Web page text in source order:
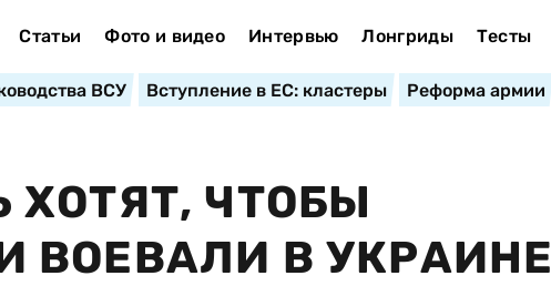
Статьи Фото и видео Интервью Лонгриды Тесты
ВСУ Вступление в ЕС: кластеры Реформа армии
ЧТОБЫ
ВОЕВАЛИ В УКРАИНЕ